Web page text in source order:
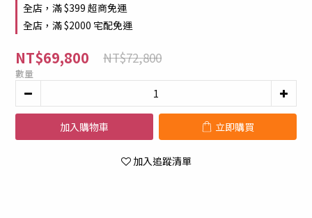
全店，滿 $399 超商免運
全店，滿 $2000 宅配免運
NT$69,800 NT$72,800
數量
加入購物車 立即購買
加入追蹤清單